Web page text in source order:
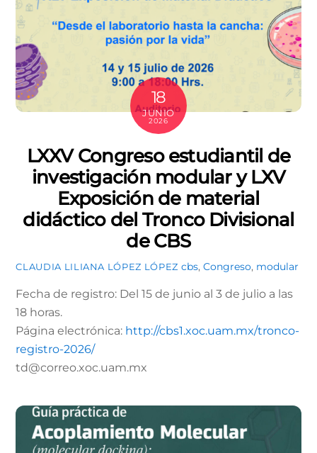
18
JUNIO
2026
LXXV Congreso estudiantil de
investigación modular y LXV
Exposición de material
didáctico del Tronco Divisional
de CBS
CLAUDIA LILIANA LÓPEZ LÓPEZ cbs, Congreso, modular
Fecha de registro: Del 15 de junio al 3 de julio a las
18 horas.
Página electrónica: http://cbs1.xoc.uam.mx/tronco-
registro-2026/
td@correo.xoc.uam.mx